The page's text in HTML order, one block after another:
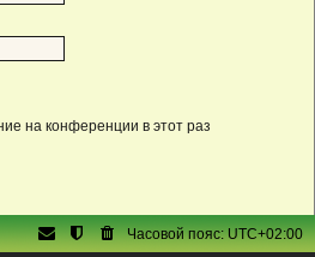
на конференции в этот раз
Часовой пояс:UTC+02:00